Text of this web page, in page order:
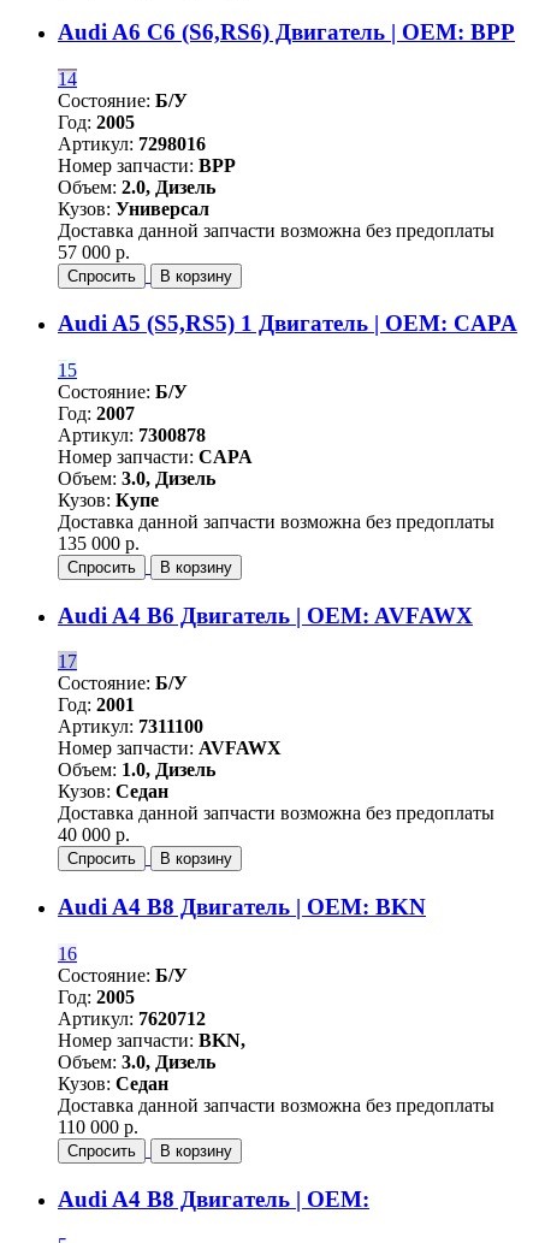
Audi A6 C6 (S6,RS6) Двигатель | OEM: BPP
14
Состояние: Б/У
Год: 2005
Артикул: 7298016
Номер запчасти: BPP
Объем: 2.0, Дизель
Кузов: Универсал
Доставка данной запчасти возможна без предоплаты
57 000 р.
Спросить В корзину
Audi A5 (S5,RS5) 1 Двигатель | OEM: CAPA
15
Состояние: Б/У
Год: 2007
Артикул: 7300878
Номер запчасти: CAPA
Объем: 3.0, Дизель
Кузов: Купе
Доставка данной запчасти возможна без предоплаты
135 000 р.
Спросить В корзину
Audi A4 B6 Двигатель | OEM: AVFAWX
17
Состояние: Б/У
Год: 2001
Артикул: 7311100
Номер запчасти: AVFAWX
Объем: 1.0, Дизель
Кузов: Седан
Доставка данной запчасти возможна без предоплаты
40 000 р.
Спросить В корзину
Audi A4 B8 Двигатель | OEM: BKN
16
Состояние: Б/У
Год: 2005
Артикул: 7620712
Номер запчасти: BKN,
Объем: 3.0, Дизель
Кузов: Седан
Доставка данной запчасти возможна без предоплаты
110 000 р.
Спросить В корзину
Audi A4 B8 Двигатель | OEM: